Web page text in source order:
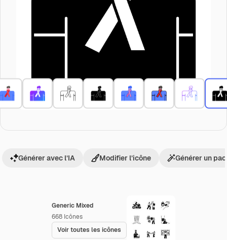
Generic Mixed
668 Icônes
Voir toutes les icônes
Générer avec l’IA Modifier l’icône Générer un